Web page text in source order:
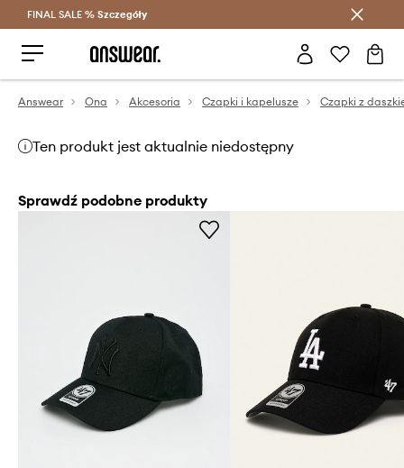
Oszczędzaj z Answear Club >
FINAL SALE % Szczegóły
Answear Ona Akcesoria Czapki i kapelusze Czapki z
Ten produkt jest aktualnie niedostępny
Sprawdź podobne produkty